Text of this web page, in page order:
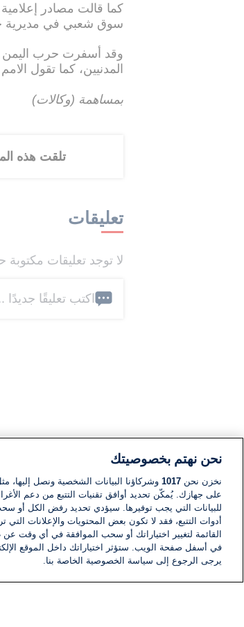
سوق شعبي في مديرية
المدنيين، كما تقول
بمساهمة (وكالات)
تلقت هذه المقالة
تعليقات
لا توجد تعليقات مكتوبة
اكتب تعليقًا جديدًا
نحن نهتم بخصوصيتك
نخزن نحن 1017 وشركاؤنا البيانات الشخصية ونصل إليها،
على جهازك. يُمكّن تحديد أوافق تقنيات التتبع من دعم
للبيانات التي يجب توفيرها. سيؤدي تحديد رفض الكل أو
أدوات التتبع، فقد لا تكون بعض المحتويات والإعلانات
القائمة لتغيير اختياراتك أو سحب الموافقة في أي وقت عن
في أسفل صفحة الويب. ستؤثر اختياراتك داخل الموقع
يرجى الرجوع إلى سياسة الخصوصية الخاصة بنا.